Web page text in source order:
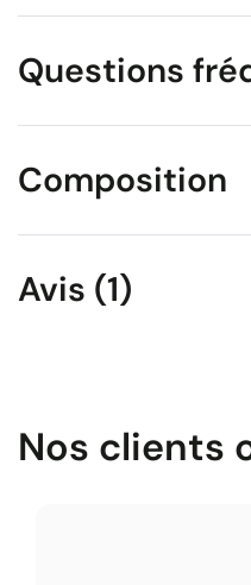
Questions
Composition
Avis (1)
Nos clients